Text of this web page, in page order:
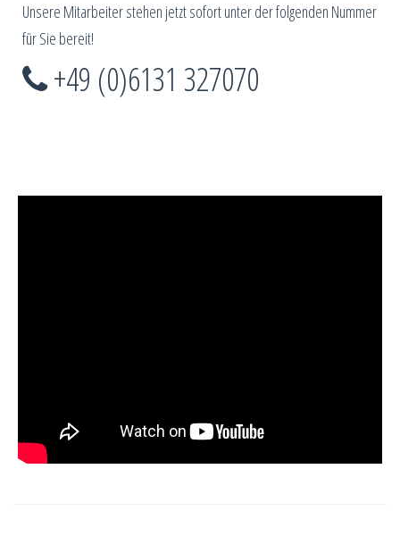
Unsere Mitarbeiter stehen jetzt sofort unter der folgenden Nummer
für Sie bereit!
+49 (0)6131 327070